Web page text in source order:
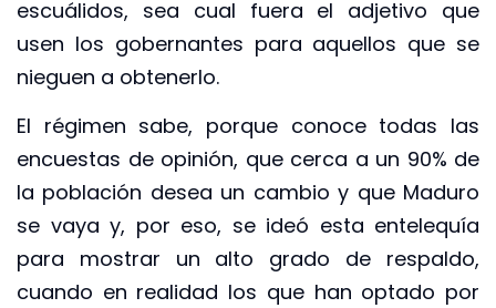
escuálidos, sea cual fuera el adjetivo que
usen los gobernantes para aquellos que se
nieguen a obtenerlo.
El régimen sabe, porque conoce todas las
encuestas de opinión, que cerca a un 90% de
la población desea un cambio y que Maduro
se vaya y, por eso, se ideó esta entelequía
para mostrar un alto grado de respaldo,
cuando en realidad los que han optado por